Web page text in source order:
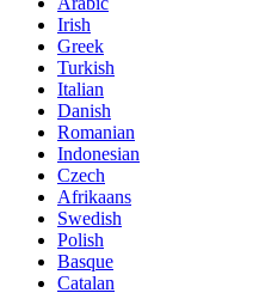
Irish
Greek
Turkish
Italian
Danish
Romanian
Indonesian
Czech
Afrikaans
Swedish
Polish
Basque
Catalan